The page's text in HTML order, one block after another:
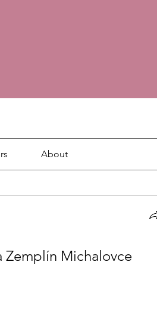
About
Zemplín Michalovce